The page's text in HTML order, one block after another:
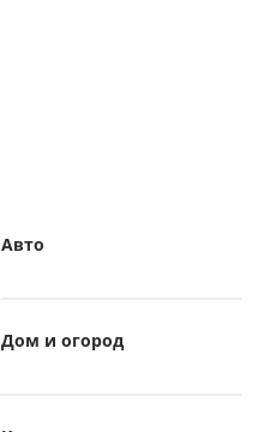
Авто
Дом и огород